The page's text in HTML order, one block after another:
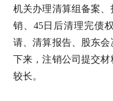
机关办理清算组备案
销、45日后清理完债
请、清算报告、股东
下来，注销公司提交
较长。